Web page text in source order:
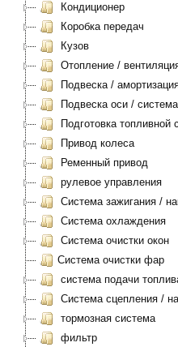
Кондиционер
Коробка передач
Кузов
Отопление /
Подвеска /
Подвеска оси /
Подготовка топливной
Привод колеса
Ременный привод
рулевое управления
Система зажигания /
Система охлаждения
Система очистки окон
Система очистки фар
система подачи
Система сцепления /
тормозная система
фильтр